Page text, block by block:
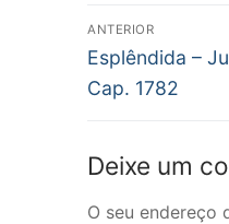
de
Post
ANTERIOR
Post
anterior:
Esplêndida –
Cap. 1782
Deixe um
O seu endereço